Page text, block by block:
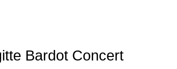
Bardot Concert